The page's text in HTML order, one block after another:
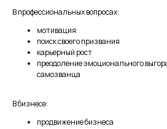
В профессиональных вопросах:
мотивация
поиск своего призвания
карьерный рост
преодоление эмоционального
самозванца
В бизнесе:
продвижение бизнеса